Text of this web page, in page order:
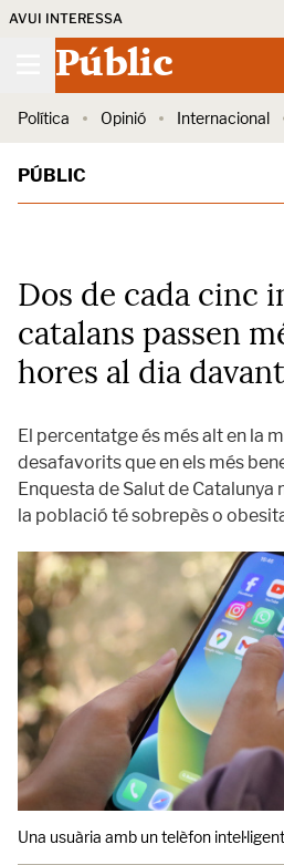
AVUI INTERESSA
Públic
Política Opinió Internacional
PÚBLIC
Dos de cada cinc
catalans passen
hores al dia
El percentatge és més alt en la
desafavorits que en els més
Enquesta de Salut de
la població té sobrepès o
Una usuària amb un telèfon intel·ligent